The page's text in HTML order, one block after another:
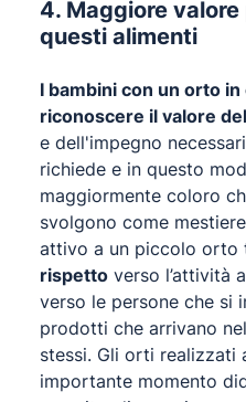
4. Maggiore
questi alimenti
I bambini con un orto
riconoscere il valore
e dell'impegno
richiede e in questo
maggiormente coloro
svolgono come
attivo a un piccolo orto
rispetto verso l’attività
verso le persone che si
prodotti che arrivano
stessi. Gli orti realizzati
importante momento